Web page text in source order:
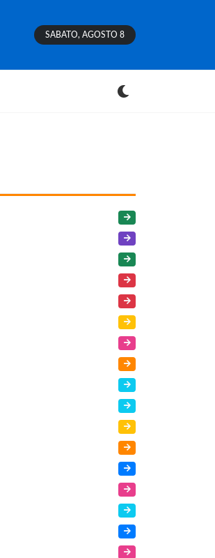
SABATO, AGOSTO 8